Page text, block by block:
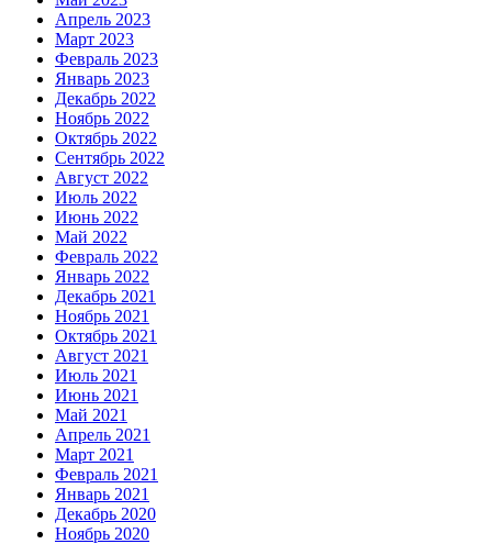
Апрель 2023
Март 2023
Февраль 2023
Январь 2023
Декабрь 2022
Ноябрь 2022
Октябрь 2022
Сентябрь 2022
Август 2022
Июль 2022
Июнь 2022
Май 2022
Февраль 2022
Январь 2022
Декабрь 2021
Ноябрь 2021
Октябрь 2021
Август 2021
Июль 2021
Июнь 2021
Май 2021
Апрель 2021
Март 2021
Февраль 2021
Январь 2021
Декабрь 2020
Ноябрь 2020